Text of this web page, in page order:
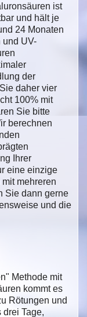
ist
und hält je
24 Monaten
und UV-
der
daher vier
100% mit
Sie bitte
berechnen
Ihrer
eine einzige
mehreren
Sie dann gerne
und die
Methode mit
kommt es
Rötungen und
Tage,